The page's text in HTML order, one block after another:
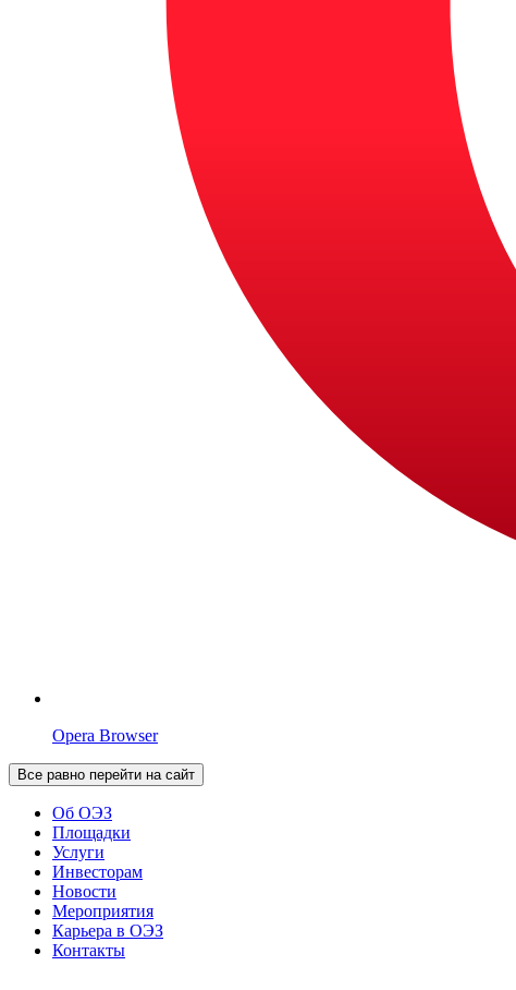
Opera Browser
Все равно перейти на сайт
Об ОЭЗ
Площадки
Услуги
Инвесторам
Новости
Мероприятия
Карьера в ОЭЗ
Контакты